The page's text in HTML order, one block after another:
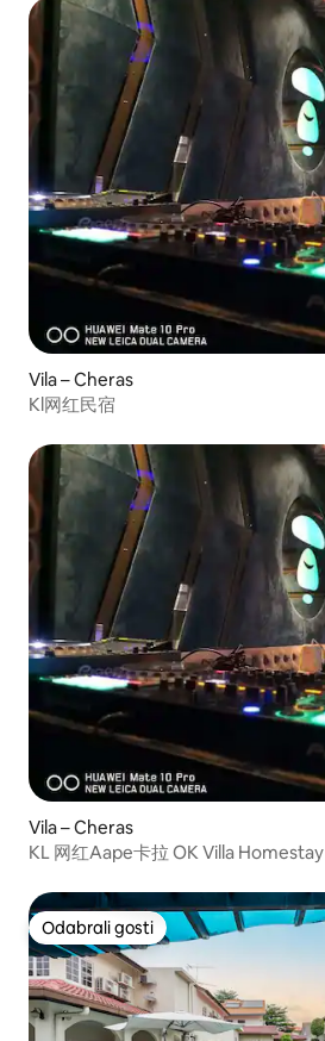
Vila – Cheras
Kl网红民宿
Vila – Cheras
KL 网红Aape卡拉 OK Villa Homestay
Odabrali gosti
Odabrali gosti